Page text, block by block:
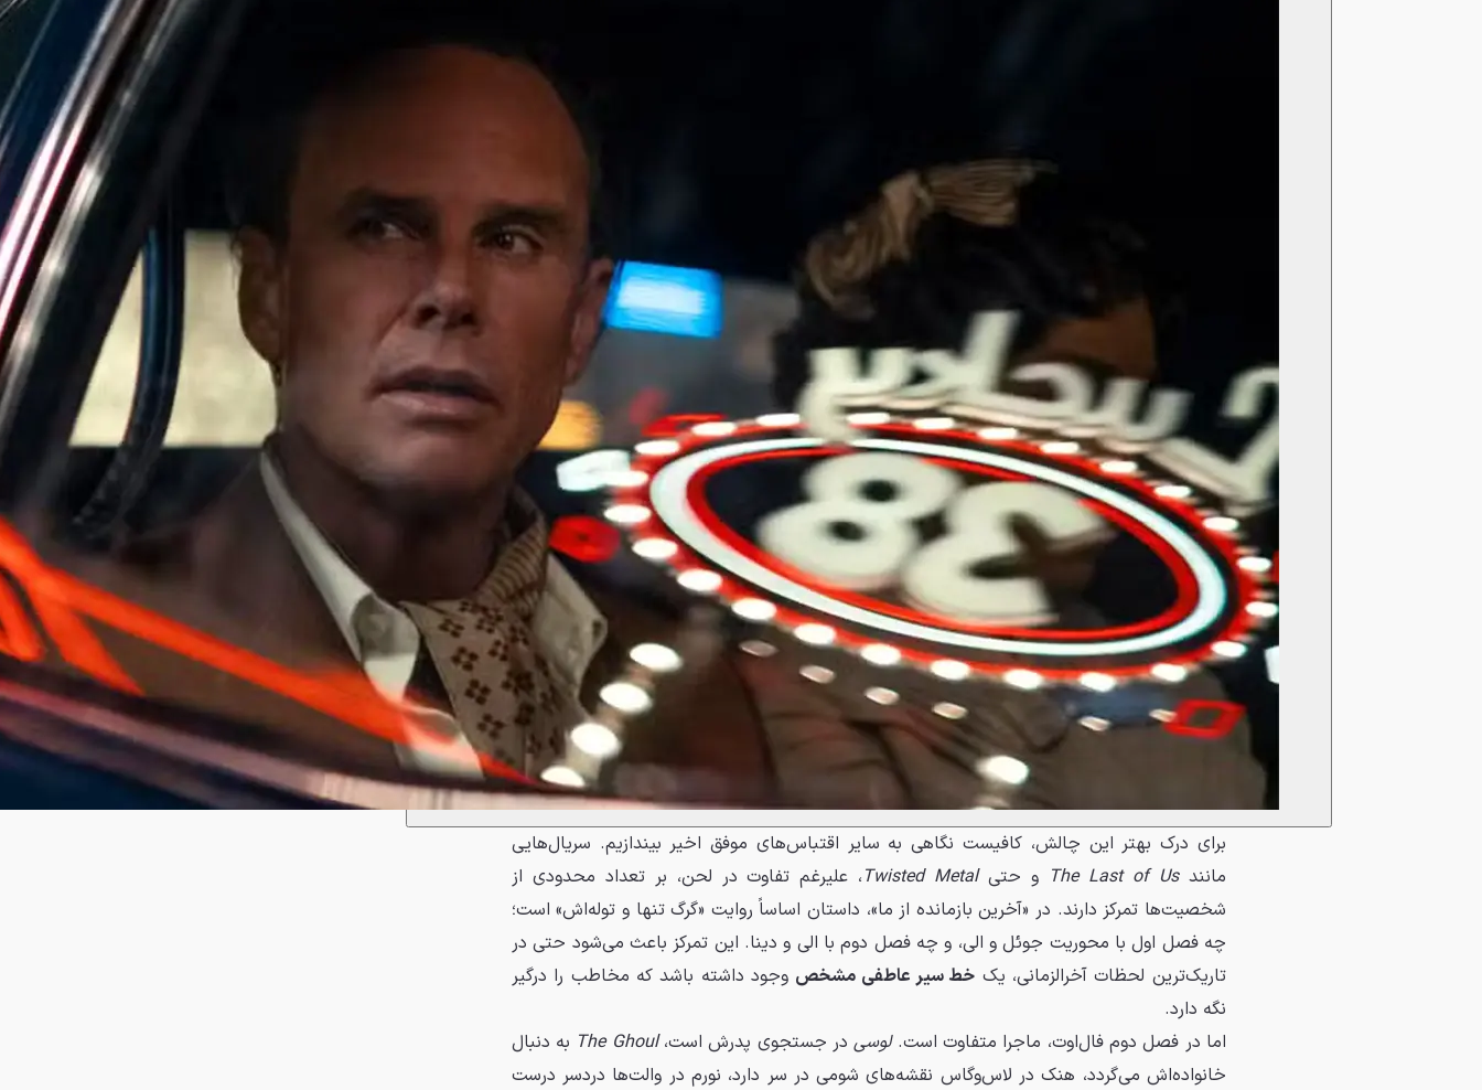
برای درک بهتر این چالش، کافیست نگاهی به سایر اقتباس‌های موفق اخیر بیندازیم. سریال‌هایی
مانندThe Last of Us و حتیTwisted Metal، علیرغم تفاوت در لحن، بر تعداد محدودی از
شخصیت‌ها تمرکز دارند. در «آخرین بازمانده از ما»، داستان اساساً روایت «گرگ تنها و توله‌اش» است؛
چه فصل اول با محوریت جوئل و الی، و چه فصل دوم با الی و دینا. این تمرکز باعث می‌شود حتی در
تاریک‌ترین لحظات آخرالزمانی، یک خط سیر عاطفی مشخص وجود داشته باشد که مخاطب را درگیر
نگه دارد.
اما در فصل دوم فال‌اوت، ماجرا متفاوت است.لوسیدر جستجوی پدرش است،The Ghoul به دنبال
خانواده‌اش می‌گردد، هنک در لاس‌وگاس نقشه‌های شومی در سر دارد، نورم در والت‌ها دردسر درست